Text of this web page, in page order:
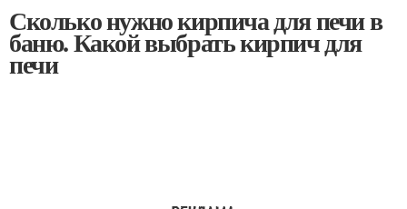
Сколько нужно кирпича для печи в
баню. Какой выбрать кирпич для
печи